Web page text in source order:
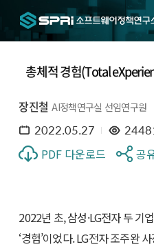
총체적 경험(Total
장진철 AI정책연구실 선임연구원
2022.05.27
PDF 다운로드
공
2022년 초, 삼성·LG전자 두 기
‘경험’이었다. LG전자 조주완